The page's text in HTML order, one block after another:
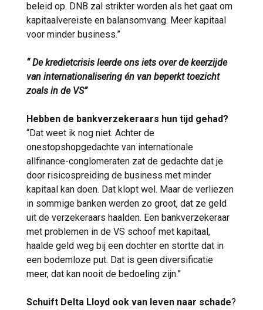
beleid op. DNB zal strikter worden als het gaat om
kapitaalvereiste en balansomvang. Meer kapitaal
voor minder business.”
“ De kredietcrisis leerde ons iets over de keerzijde
van internationalisering én van beperkt toezicht
zoals in de VS”
Hebben de bankverzekeraars hun tijd gehad?
“Dat weet ik nog niet. Achter de
onestopshopgedachte van internationale
allfinance-conglomeraten zat de gedachte dat je
door risicospreiding de business met minder
kapitaal kan doen. Dat klopt wel. Maar de verliezen
in sommige banken werden zo groot, dat ze geld
uit de verzekeraars haalden. Een bankverzekeraar
met problemen in de VS schoof met kapitaal,
haalde geld weg bij een dochter en stortte dat in
een bodemloze put. Dat is geen diversificatie
meer, dat kan nooit de bedoeling zijn.”
Schuift Delta Lloyd ook van leven naar schade?